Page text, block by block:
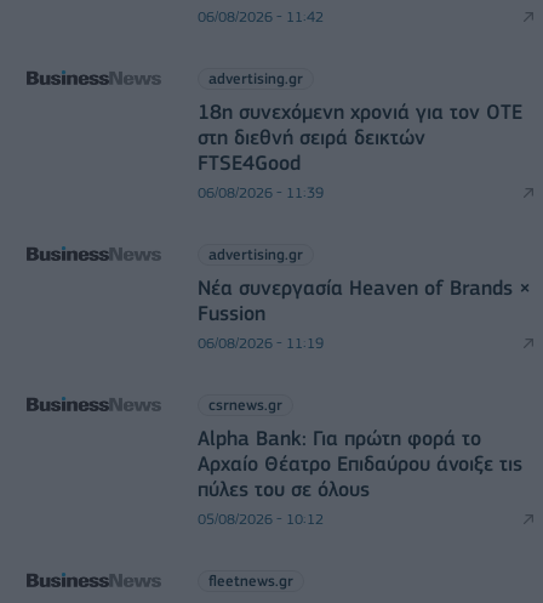
06/08/2026 - 11:42
advertising.gr
18η συνεχόμενη χρονιά για τον ΟΤΕ
στη διεθνή σειρά δεικτών
FTSE4Good
06/08/2026 - 11:39
advertising.gr
Νέα συνεργασία Heaven of Brands ×
Fussion
06/08/2026 - 11:19
csrnews.gr
Alpha Bank: Για πρώτη φορά το
Αρχαίο Θέατρο Επιδαύρου άνοιξε τις
πύλες του σε όλους
05/08/2026 - 10:12
fleetnews.gr